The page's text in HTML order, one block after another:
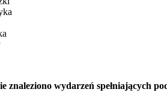
znaleziono wydarzeń spełniających